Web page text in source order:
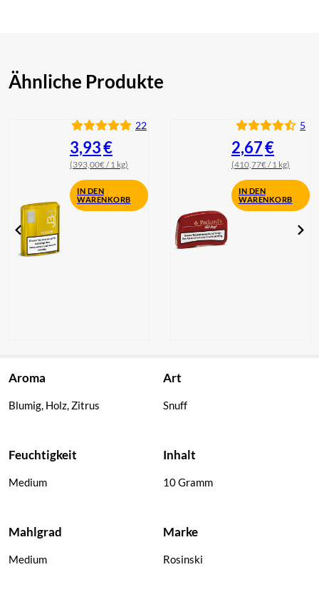
Ähnliche Produkte
Schnupftabak
22
3,93€
(393,00€ / 1 kg)
IN DEN
WARENKORB
Club Snuff
5
2,67€
(410,77€ / 1 kg)
IN DEN
WARENKORB
Aroma
Blumig, Holz, Zitrus
Art
Snuff
Feuchtigkeit
Medium
Inhalt
10 Gramm
Mahlgrad
Medium
Marke
Rosinski